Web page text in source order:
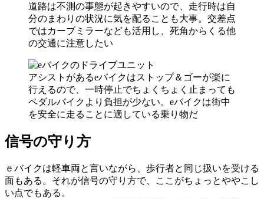
道路は不測の事態が起きやすいので、走行時は自
分のまわりの状況に気を配ることも大事。交差点
ではカーブミラーなども活用し、死角からくる他
の交通に注意したい
アシストがあるeバイクはストップ＆ゴーが楽に
行えるので、一時停止でちょくちょく止まっても
ペダルバイクより負担が少ない。eバイクは街中
を安全に走ることに適している乗り物だ
信号の守り方
ｅバイクは軽車両と言いながら、歩行者と同じ扱いを受ける
面もある。それが信号の守り方で、ここがちょっとややこし
い点でもある。